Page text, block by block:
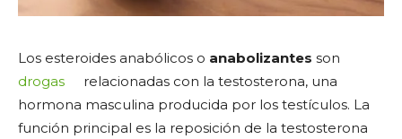
Los esteroides anabólicos o anabolizantes son
drogas
relacionadas con la testosterona, una
hormona masculina producida por los testículos. La
función principal es la reposición de la testosterona